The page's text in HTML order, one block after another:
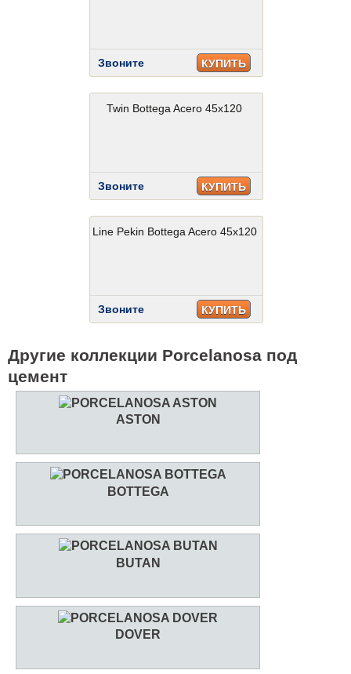
Звоните КУПИТЬ
Twin Bottega Acero 45x120
Звоните КУПИТЬ
Line Pekin Bottega Acero 45x120
Звоните КУПИТЬ
Другие коллекции Porcelanosa под
цемент
ASTON
BOTTEGA
BUTAN
DOVER